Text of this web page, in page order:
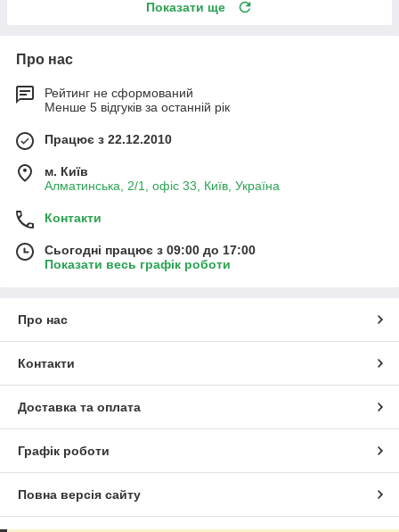
Показати ще
Про нас
Рейтинг не сформований
Менше 5 відгуків за останній рік
Працює з 22.12.2010
м. Київ
Алматинська, 2/1, офіс 33, Київ, Україна
Контакти
Сьогодні працює з 09:00 до 17:00
Показати весь графік роботи
Про нас
Контакти
Доставка та оплата
Графік роботи
Повна версія сайту